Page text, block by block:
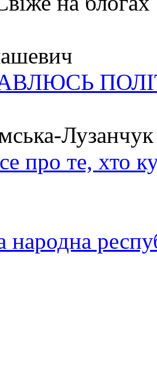
Лузанчук
про те, хто